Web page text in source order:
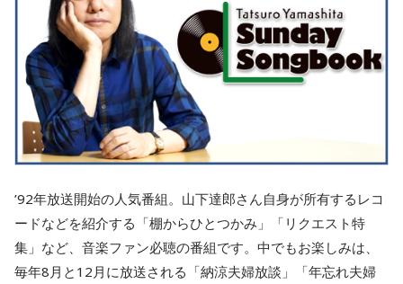
’92年放送開始の人気番組。山下達郎さん自身が所有するレコ
ードなどを紹介する「棚からひとつかみ」「リクエスト特
集」など、音楽ファン必聴の番組です。中でもお楽しみは、
毎年8月と12月に放送される「納涼夫婦放談」「年忘れ夫婦